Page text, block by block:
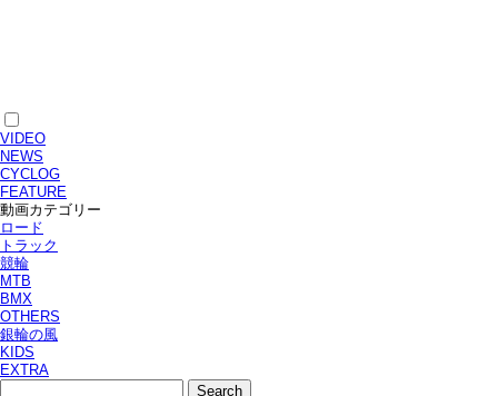
VIDEO
NEWS
CYCLOG
FEATURE
動画カテゴリー
ロード
トラック
競輪
MTB
BMX
OTHERS
銀輪の風
KIDS
EXTRA